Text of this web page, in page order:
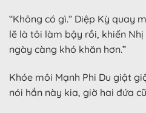
“Không có gì.” Diệp Kỳ quay
lẽ là tôi làm bậy rồi, khiến
ngày càng khó khăn hơn.”
Khóe môi Mạnh Phi Du giật
nói hắn này kia, giờ hai đứa